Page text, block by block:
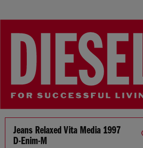
Jeans Relaxed Vita Media 1997
D-Enim-M